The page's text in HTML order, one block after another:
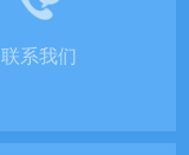
联系我们